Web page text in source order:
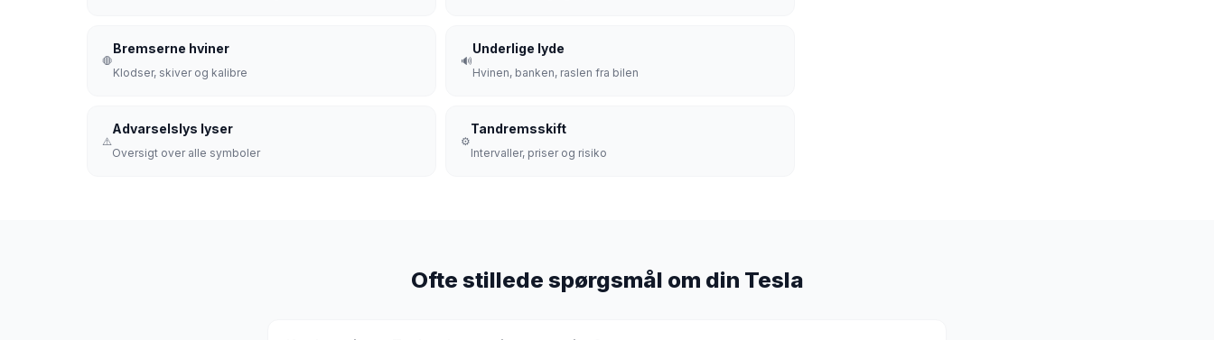
🛑
Bremserne hviner
Klodser, skiver og kalibre
🔊
Underlige lyde
Hvinen, banken, raslen fra bilen
⚠️
Advarselslys lyser
Oversigt over alle symboler
⚙️
Tandremsskift
Intervaller, priser og risiko
Ofte stillede spørgsmål om din Tesla